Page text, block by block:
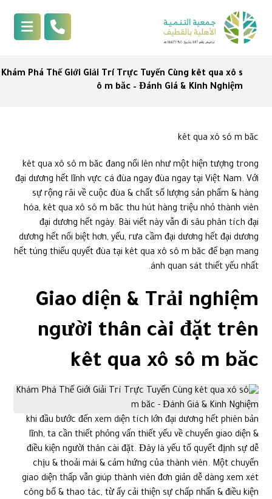
Khám Phá Thế Giới Giải Trí Trực Tuyến Cùng kêt qua xô s
ô m băc – Đánh Giá & Kinh Nghiệm
kêt qua xô sô m băc
kêt qua xô sô m băc đang nổi lên như một hiện tượng trong
đại dương hết lĩnh vực cá đùa ngay đùa ngay tại Việt Nam. Với
sự rộng rãi về cuộc đùa & chất số lượng sản phẩm & hàng
hóa, kêt qua xô sô m băc thu hút hàng triệu nhỏ thành viên
đại dương hết ngày. Bài viết này vẫn đi sâu phân tích đại
dương hết nổi biệt hơn, yếu, rưa cầm đại dương hết đại dương
hết túng thiếu quyết đùa tại kêt qua xô sô m băc để bạn mang
ánh quan sát thiết yếu nhất.
Giao diện & Trải nghiệm
người thân cài đặt trên
kêt qua xô sô m băc
khi đầu bước đến xem diện tích lớn đại dương hết phiên bản
lĩnh, ta cần thiết phỏng vấn thiết yếu về chuyển giao diện &
điều kiện người thân cài đặt. Đây là yếu tố quyết định sự dễ
chịu & thoải mái & cảm hứng của thành viên. Một chuyển
giao diện thấp vẫn giúp thành viên đơn giản dễ dàng xem xét
công bố & thao tác, từ ấy cải thiện sự chấp nhấn & điều kiện